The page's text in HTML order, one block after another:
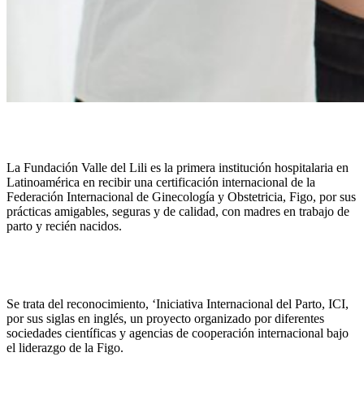
La Fundación Valle del Lili es la primera institución hospitalaria en
Latinoamérica en recibir una certificación internacional de la
Federación Internacional de Ginecología y Obstetricia, Figo, por sus
prácticas amigables, seguras y de calidad, con madres en trabajo de
parto y recién nacidos.
Se trata del reconocimiento, ‘Iniciativa Internacional del Parto, ICI,
por sus siglas en inglés, un proyecto organizado por diferentes
sociedades científicas y agencias de cooperación internacional bajo
el liderazgo de la Figo.